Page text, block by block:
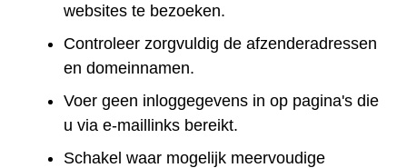
websites te bezoeken.
Controleer zorgvuldig de afzenderadressen
en domeinnamen.
Voer geen inloggegevens in op pagina's die
u via e-maillinks bereikt.
Schakel waar mogelijk meervoudige